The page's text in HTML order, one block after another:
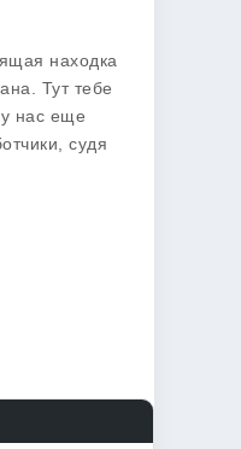
находка
Тут тебе
нас еще
судя